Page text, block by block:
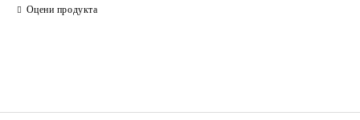
Оцени продукта